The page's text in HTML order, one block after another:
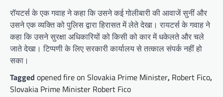
रॉयटर्स के एक गवाह ने कहा कि उसने कई गोलीबारी की आवाजें सुनीं और
उसने एक व्यक्ति को पुलिस द्वारा हिरासत में लेते देखा। रायटर्स के गवाह ने
कहा कि उसने सुरक्षा अधिकारियों को किसी को कार में धकेलते और चले
जाते देखा। टिप्पणी के लिए सरकारी कार्यालय से तत्काल संपर्क नहीं हो
सका।
Tagged opened fire on Slovakia Prime Minister, Robert Fico,
Slovakia Prime Minister Robert Fico